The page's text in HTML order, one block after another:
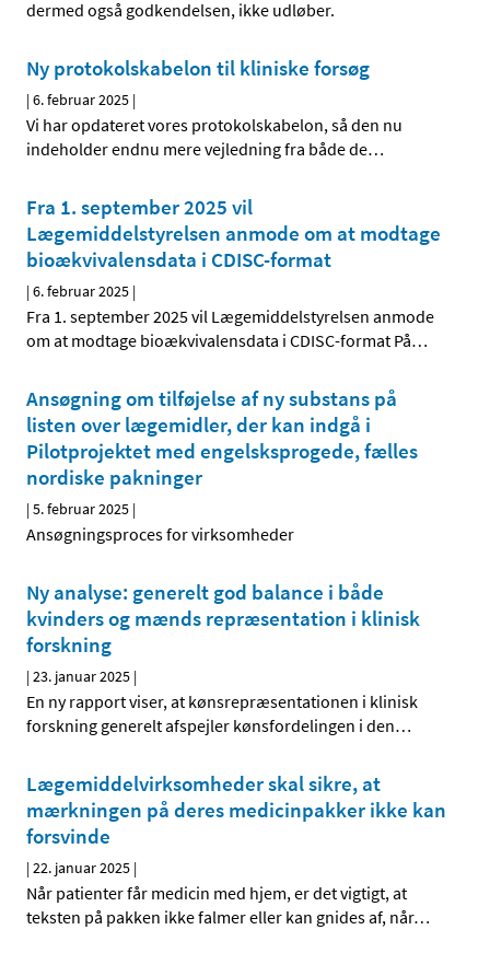
dermed også godkendelsen, ikke udløber.
Ny protokolskabelon til kliniske forsøg
|6. februar 2025 |
Vi har opdateret vores protokolskabelon, så den nu
indeholder endnu mere vejledning fra både de…
Fra 1. september 2025 vil
Lægemiddelstyrelsen anmode om at modtage
bioækvivalensdata i CDISC-format
|6. februar 2025 |
Fra 1. september 2025 vil Lægemiddelstyrelsen anmode
om at modtage bioækvivalensdata i CDISC-format På…
Ansøgning om tilføjelse af ny substans på
listen over lægemidler, der kan indgå i
Pilotprojektet med engelsksprogede, fælles
nordiske pakninger
|5. februar 2025 |
Ansøgningsproces for virksomheder
Ny analyse: generelt god balance i både
kvinders og mænds repræsentation i klinisk
forskning
|23. januar 2025 |
En ny rapport viser, at kønsrepræsentationen i klinisk
forskning generelt afspejler kønsfordelingen i den…
Lægemiddelvirksomheder skal sikre, at
mærkningen på deres medicinpakker ikke kan
forsvinde
|22. januar 2025 |
Når patienter får medicin med hjem, er det vigtigt, at
teksten på pakken ikke falmer eller kan gnides af, når…